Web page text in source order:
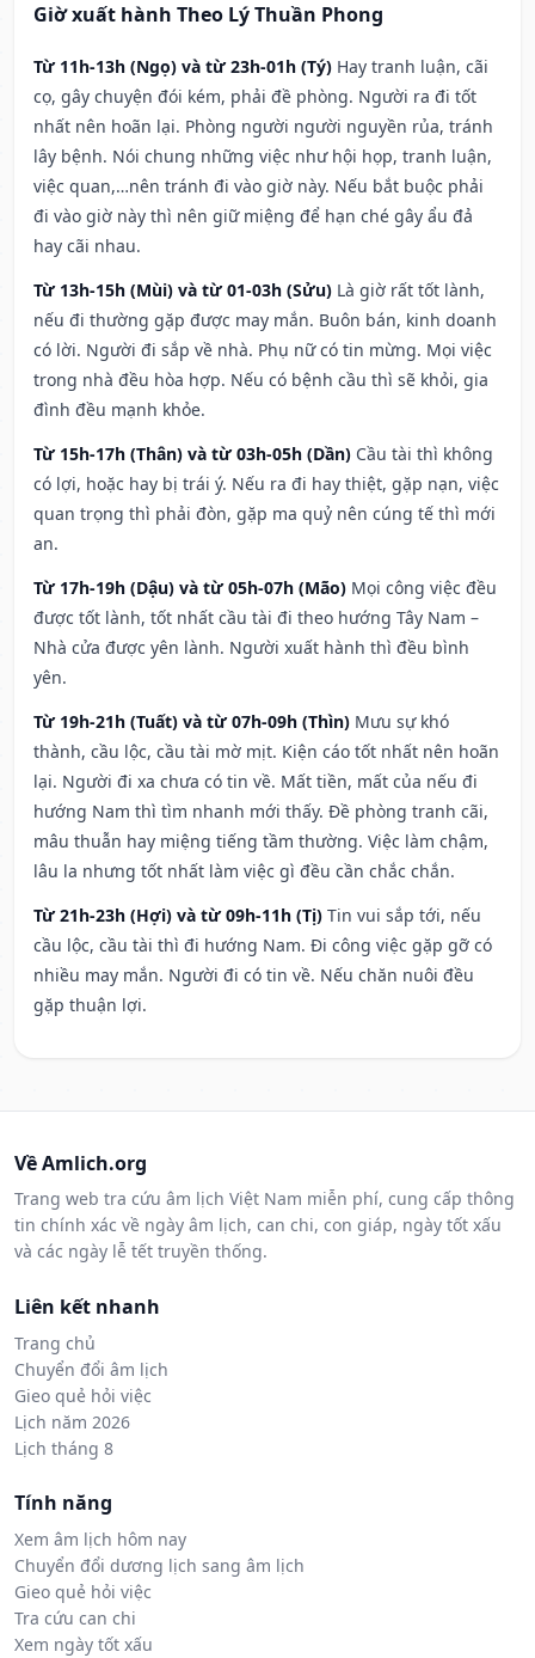
Giờ xuất hành Theo Lý Thuần Phong
Từ 11h-13h (Ngọ) và từ 23h-01h (Tý) Hay tranh luận, cãi
cọ, gây chuyện đói kém, phải đề phòng. Người ra đi tốt
nhất nên hoãn lại. Phòng người người nguyền rủa, tránh
lây bệnh. Nói chung những việc như hội họp, tranh luận,
việc quan,…nên tránh đi vào giờ này. Nếu bắt buộc phải
đi vào giờ này thì nên giữ miệng để hạn ché gây ẩu đả
hay cãi nhau.
Từ 13h-15h (Mùi) và từ 01-03h (Sửu) Là giờ rất tốt lành,
nếu đi thường gặp được may mắn. Buôn bán, kinh doanh
có lời. Người đi sắp về nhà. Phụ nữ có tin mừng. Mọi việc
trong nhà đều hòa hợp. Nếu có bệnh cầu thì sẽ khỏi, gia
đình đều mạnh khỏe.
Từ 15h-17h (Thân) và từ 03h-05h (Dần) Cầu tài thì không
có lợi, hoặc hay bị trái ý. Nếu ra đi hay thiệt, gặp nạn, việc
quan trọng thì phải đòn, gặp ma quỷ nên cúng tế thì mới
an.
Từ 17h-19h (Dậu) và từ 05h-07h (Mão) Mọi công việc đều
được tốt lành, tốt nhất cầu tài đi theo hướng Tây Nam –
Nhà cửa được yên lành. Người xuất hành thì đều bình
yên.
Từ 19h-21h (Tuất) và từ 07h-09h (Thìn) Mưu sự khó
thành, cầu lộc, cầu tài mờ mịt. Kiện cáo tốt nhất nên hoãn
lại. Người đi xa chưa có tin về. Mất tiền, mất của nếu đi
hướng Nam thì tìm nhanh mới thấy. Đề phòng tranh cãi,
mâu thuẫn hay miệng tiếng tầm thường. Việc làm chậm,
lâu la nhưng tốt nhất làm việc gì đều cần chắc chắn.
Từ 21h-23h (Hợi) và từ 09h-11h (Tị) Tin vui sắp tới, nếu
cầu lộc, cầu tài thì đi hướng Nam. Đi công việc gặp gỡ có
nhiều may mắn. Người đi có tin về. Nếu chăn nuôi đều
gặp thuận lợi.
Về Amlich.org
Trang web tra cứu âm lịch Việt Nam miễn phí, cung cấp thông
tin chính xác về ngày âm lịch, can chi, con giáp, ngày tốt xấu
và các ngày lễ tết truyền thống.
Liên kết nhanh
Trang chủ
Chuyển đổi âm lịch
Gieo quẻ hỏi việc
Lịch năm 2026
Lịch tháng 8
Tính năng
Xem âm lịch hôm nay
Chuyển đổi dương lịch sang âm lịch
Gieo quẻ hỏi việc
Tra cứu can chi
Xem ngày tốt xấu